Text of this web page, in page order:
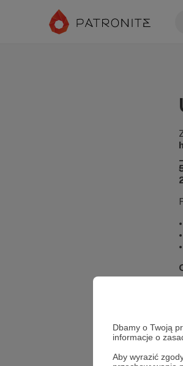
Dbamy o Twoją
informacje o
Aby wyrazić